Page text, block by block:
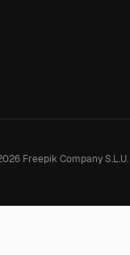
Freepik Company S.L.U.